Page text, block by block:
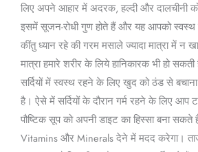
लिए अपने आहार में अदरक, हल्दी और दालचीनी
इसमें सूजन-रोधी गुण होते हैं और यह आपको
कींतु ध्यान रहे की गरम मसाले ज्यादा मात्रा में न
मात्रा हमारे शरीर के लिये हानिकारक भी हो
सर्दियों में स्वस्थ रहने के लिए खुद को ठंड से
है। ऐसे में सर्दियों के दौरान गर्म रहने के लिए आप
पौष्टिक सूप को अपनी डाइट का हिस्सा बना
Vitamins और Minerals देने में मदद करेगा।